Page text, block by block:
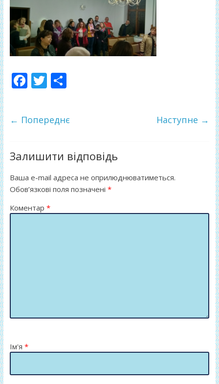
F
b
o
k
T
er
П
л
т
и
ся
← Попереднє Наступне →
Залишити відповідь
Ваша e-mail адреса не оприлюднюватиметься.
Обов’язкові поля позначені *
Коментар *
Ім'я *